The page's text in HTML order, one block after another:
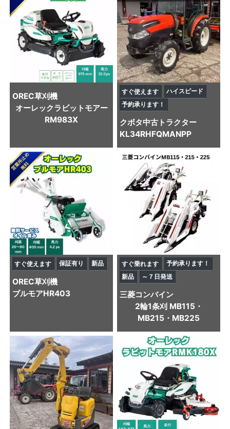
OREC草刈機
オーレックラビットモアー
RM983X
すぐ使えます
ハイスピード
予約承ります！
クボタ中古トラクター
KL34RHFQMANPP
すぐ使えます 保証有り 新品
OREC草刈機
ブルモアHR403
すぐ乗れます
予約承ります！
新品
～７日発送
三菱コンバイン
2輪1条刈 MB115・
MB215・MB225